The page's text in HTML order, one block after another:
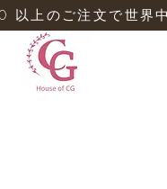
以上のご注文で世界